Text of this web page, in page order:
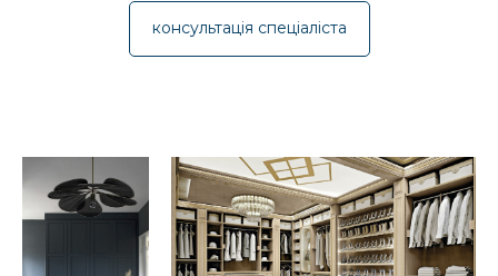
консультація спеціаліста